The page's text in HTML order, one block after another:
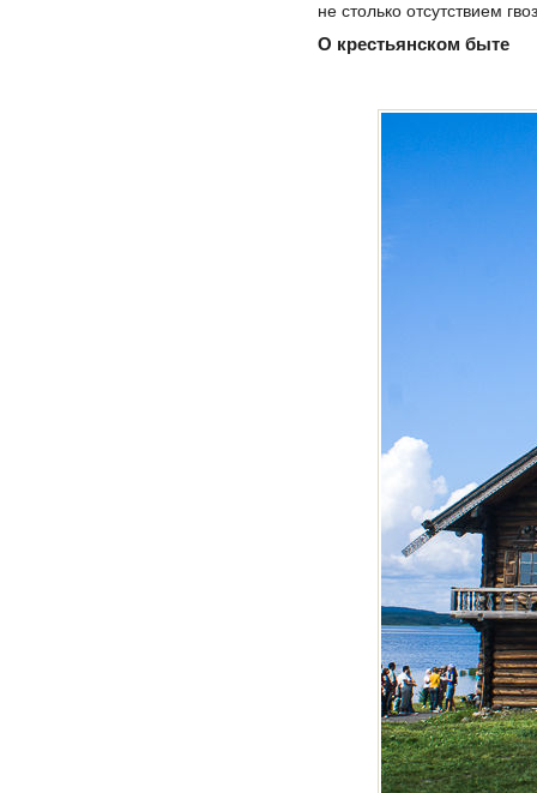
не столько отсутствием
О крестьянском быте